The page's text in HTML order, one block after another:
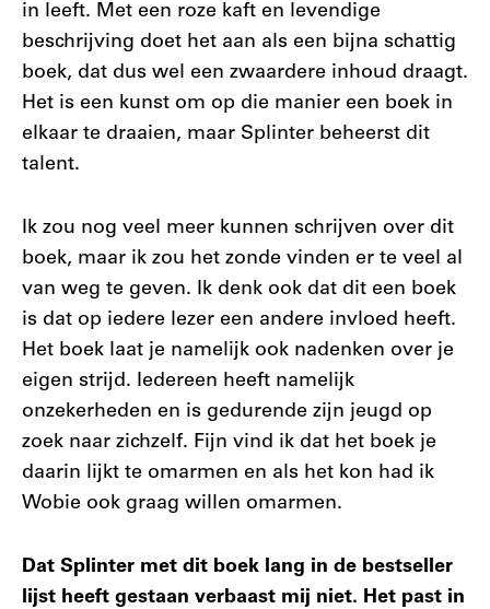
in leeft. Met een roze kaft en levendige
beschrijving doet het aan als een bijna schattig
boek, dat dus wel een zwaardere inhoud draagt.
Het is een kunst om op die manier een boek in
elkaar te draaien, maar Splinter beheerst dit
talent.
Ik zou nog veel meer kunnen schrijven over dit
boek, maar ik zou het zonde vinden er te veel al
van weg te geven. Ik denk ook dat dit een boek
is dat op iedere lezer een andere invloed heeft.
Het boek laat je namelijk ook nadenken over je
eigen strijd. Iedereen heeft namelijk
onzekerheden en is gedurende zijn jeugd op
zoek naar zichzelf. Fijn vind ik dat het boek je
daarin lijkt te omarmen en als het kon had ik
Wobie ook graag willen omarmen.
Dat Splinter met dit boek lang in de bestseller
lijst heeft gestaan verbaast mij niet. Het past in